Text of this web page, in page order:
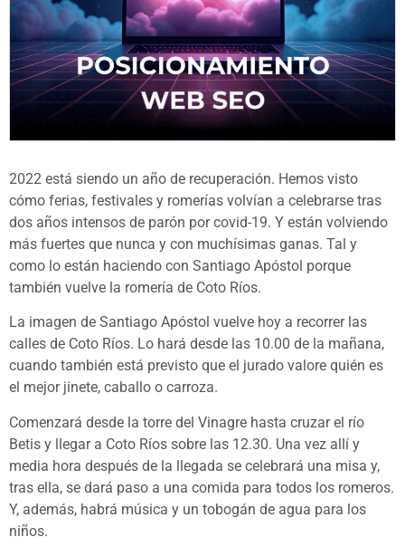
2022 está siendo un año de recuperación. Hemos visto
cómo ferias, festivales y romerías volvían a celebrarse tras
dos años intensos de parón por covid-19. Y están volviendo
más fuertes que nunca y con muchísimas ganas. Tal y
como lo están haciendo con Santiago Apóstol porque
también vuelve la romería de Coto Ríos.
La imagen de Santiago Apóstol vuelve hoy a recorrer las
calles de Coto Ríos. Lo hará desde las 10.00 de la mañana,
cuando también está previsto que el jurado valore quién es
el mejor jinete, caballo o carroza.
Comenzará desde la torre del Vinagre hasta cruzar el río
Betis y llegar a Coto Ríos sobre las 12.30. Una vez allí y
media hora después de la llegada se celebrará una misa y,
tras ella, se dará paso a una comida para todos los romeros.
Y, además, habrá música y un tobogán de agua para los
niños.